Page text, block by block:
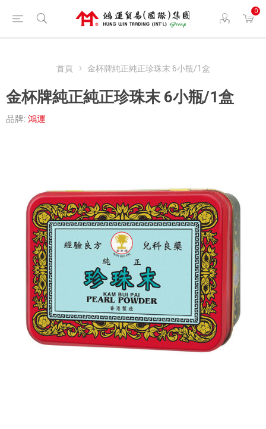
0
首頁 金杯牌純正純正珍珠末 6小瓶/1盒
金杯牌純正純正珍珠末 6小瓶/1盒
品牌: 鴻運